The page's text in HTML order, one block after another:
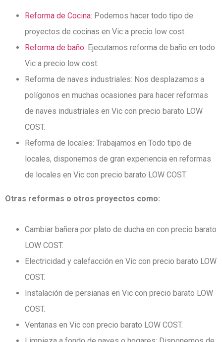
Reforma de Cocina: Podemos hacer todo tipo de
proyectos de cocinas en Vic a precio low cost.
Reforma de baño: Ejecutamos reforma de baño en todo
Vic a precio low cost.
Reforma de naves industriales: Nos desplazamos a
polígonos en muchas ocasiones para hacer reformas
de naves industriales en Vic con precio barato LOW
COST.
Reforma de locales: Trabajamos en Todo tipo de
locales, disponemos de gran experiencia en reformas
de locales en Vic con precio barato LOW COST.
Otras reformas o otros proyectos como:
Cambiar bañera por plato de ducha en con precio barato
LOW COST.
Electricidad y calefacción en Vic con precio barato LOW
COST.
Instalación de persianas en Vic con precio barato LOW
COST.
Ventanas en Vic con precio barato LOW COST.